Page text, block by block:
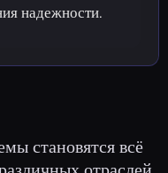
надежности.
становятся всё